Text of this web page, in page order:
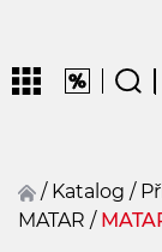
CZENDEFRFIN
/ Katalog /
MATAR /